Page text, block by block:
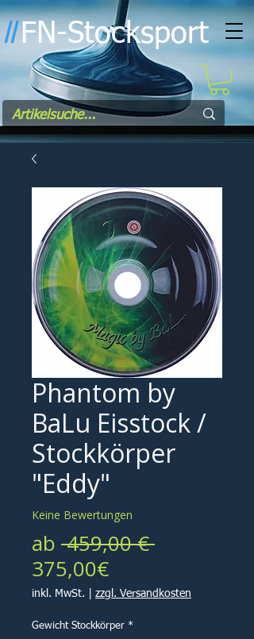
ll FN-Stocksport
Phantom by
BaLu Eisstock /
Stockkörper
"Eddy"
Keine Bewertungen
ab 459,00 €
375,00€Sale-
Preis
inkl. MwSt. zzgl. Versandkosten
Gewicht Stockkörper *